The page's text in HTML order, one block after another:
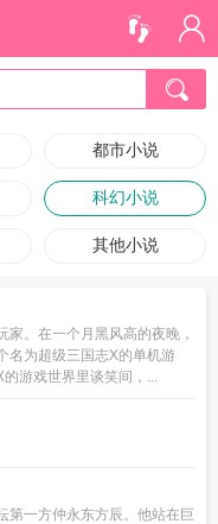
都市小说
科幻小说
其他小说
。在一个月黑风高的夜晚，
名为超级三国志X的单机游
游戏世界里谈笑间，...
第一方仲永东方辰。他站在巨